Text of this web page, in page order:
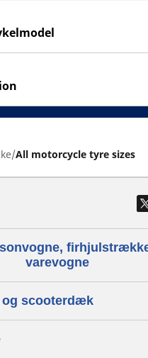
All motorcycle tyre sizes
varevogne
og scooterdæk